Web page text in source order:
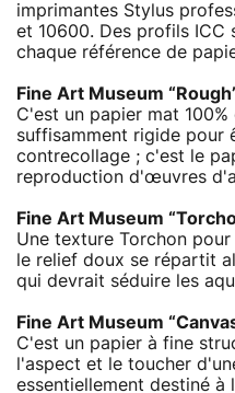
imprimantes Stylus
et 10600. Des profils ICC
chaque référence de
Fine Art Museum
C'est un papier mat
suffisamment rigide pour
contrecollage ; c'est le
reproduction d'œuvres
Fine Art Museum
Une texture Torchon
le relief doux se répartit
qui devrait séduire les
Fine Art Museum
C'est un papier à fine
l'aspect et le toucher
essentiellement destiné à